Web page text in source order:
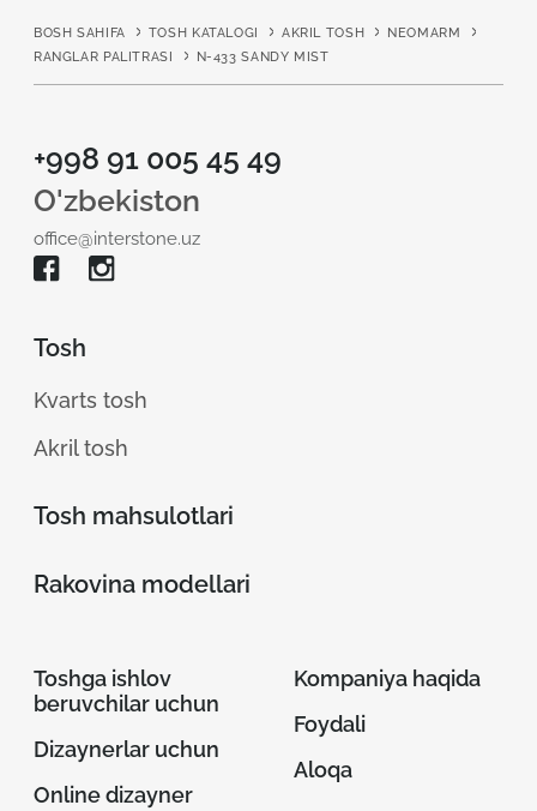
BOSH SAHIFA TOSH KATALOGI AKRIL TOSH
NEOMARM
RANGLAR PALITRASI
N-433 SANDY MIST
+998 91 005 45 49
O'zbekiston
office@interstone.uz
Tosh
Kvarts tosh
Akril tosh
Tosh mahsulotlari
Rakovina modellari
Toshga ishlov
beruvchilar uchun
Dizaynerlar uchun
Online dizayner
Kompaniya haqida
Foydali
Aloqa